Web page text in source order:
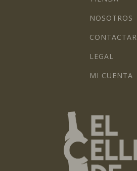
NOSOTROS
CONTACTAR
LEGAL
MI CUENTA